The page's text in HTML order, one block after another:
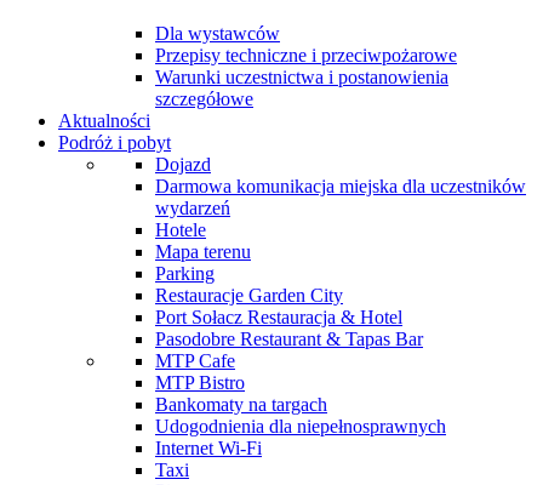
Dla wystawców
Przepisy techniczne i przeciwpożarowe
Warunki uczestnictwa i postanowienia
szczegółowe
Aktualności
Podróż i pobyt
Dojazd
Darmowa komunikacja miejska dla uczestników
wydarzeń
Hotele
Mapa terenu
Parking
Restauracje Garden City
Port Sołacz Restauracja & Hotel
Pasodobre Restaurant & Tapas Bar
MTP Cafe
MTP Bistro
Bankomaty na targach
Udogodnienia dla niepełnosprawnych
Internet Wi-Fi
Taxi